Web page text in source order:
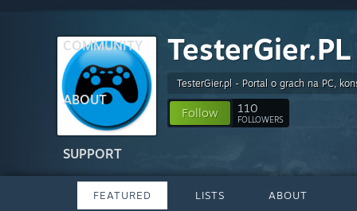
COMMUNITY
ABOUT
SUPPORT
TesterGier.PL
TesterGier.pl - Portal o grach na PC,
Follow 110
FOLLOWERS
FEATURED LISTS ABOUT